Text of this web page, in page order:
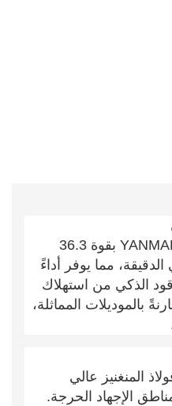
مزودة بمحرك YANMAR 4TNV94L بقوة 36.3
دورة في الدقيقة، مما يوفر أداءً
الذكي من استهلاك
مقارنةً بالموديلات المماثلة،
المنغنيز عالي
الإجهاد الحرجة.